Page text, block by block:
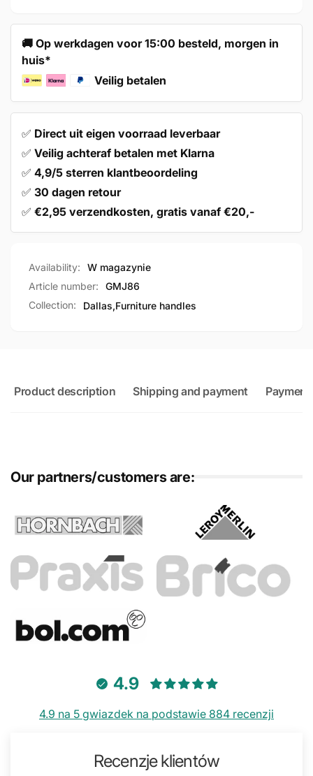
–
Stainless
Steel
Black
Dallas
🚚 Op werkdagen voor 15:00 besteld, morgen in
huis*
Veilig betalen
✅ Direct uit eigen voorraad leverbaar
✅ Veilig achteraf betalen met Klarna
✅ 4,9/5 sterren klantbeoordeling
✅ 30 dagen retour
✅ €2,95 verzendkosten, gratis vanaf €20,-
Availability:
W magazynie
Article number:
GMJ86
Collection:
Dallas,Furniture handles
Product description Shipping and payment
Our partners/customers are:
4.9
4.9 na 5 gwiazdek na podstawie 884 recenzji
Recenzje klientów